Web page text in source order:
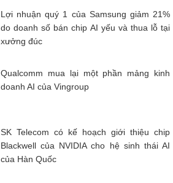
Lợi nhuận quý 1 của Samsung giảm 21%
do doanh số bán chip AI yếu và thua lỗ tại
xưởng đúc
Qualcomm mua lại một phần mảng kinh
doanh AI của Vingroup
SK Telecom có ​​kế hoạch giới thiệu chip
Blackwell của NVIDIA cho hệ sinh thái AI
của Hàn Quốc